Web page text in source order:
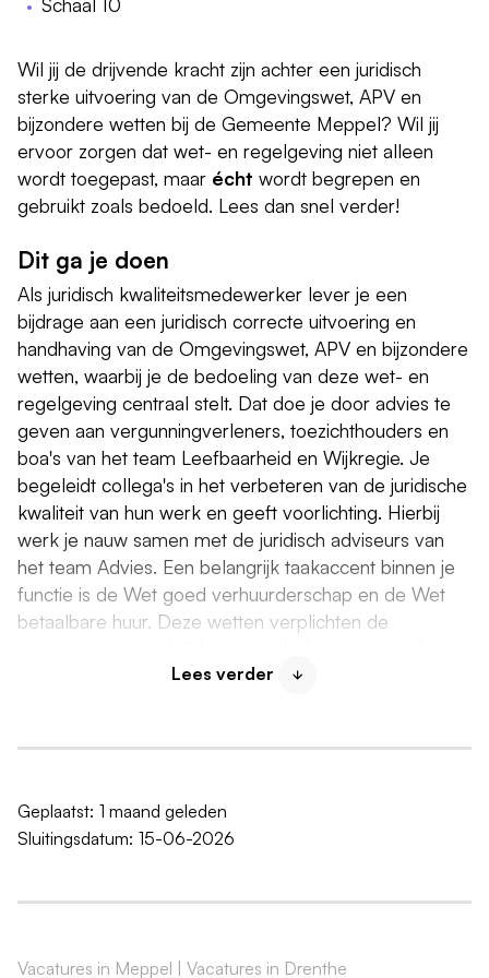
Wil jij de drijvende kracht zijn achter een juridisch
sterke uitvoering van de Omgevingswet, APV en
bijzondere wetten bij de Gemeente Meppel? Wil jij
ervoor zorgen dat wet- en regelgeving niet alleen
wordt toegepast, maar écht wordt begrepen en
gebruikt zoals bedoeld. Lees dan snel verder!
Dit ga je doen
Als juridisch kwaliteitsmedewerker lever je een
bijdrage aan een juridisch correcte uitvoering en
handhaving van de Omgevingswet, APV en bijzondere
wetten, waarbij je de bedoeling van deze wet- en
regelgeving centraal stelt. Dat doe je door advies te
geven aan vergunningverleners, toezichthouders en
boa's van het team Leefbaarheid en Wijkregie. Je
begeleidt collega's in het verbeteren van de juridische
kwaliteit van hun werk en geeft voorlichting. Hierbij
werk je nauw samen met de juridisch adviseurs van
het team Advies. Een belangrijk taakaccent binnen je
functie is de Wet goed verhuurderschap en de Wet
betaalbare huur. Deze wetten verplichten de
onder andere door de inrichting van een meldpunt en
huurprijzen.
Jouw taken
Je ondersteunt collega's juridisch bij het opstellen
Je voert steekproefsgewijs kwaliteitscontroles uit
bezwaar- en beroepszaken. Waar nodig doe je
Lees verder
Geplaatst: 1 maand geleden
Sluitingsdatum: 15-06-2026
Vacatures in Meppel Vacatures in Drenthe